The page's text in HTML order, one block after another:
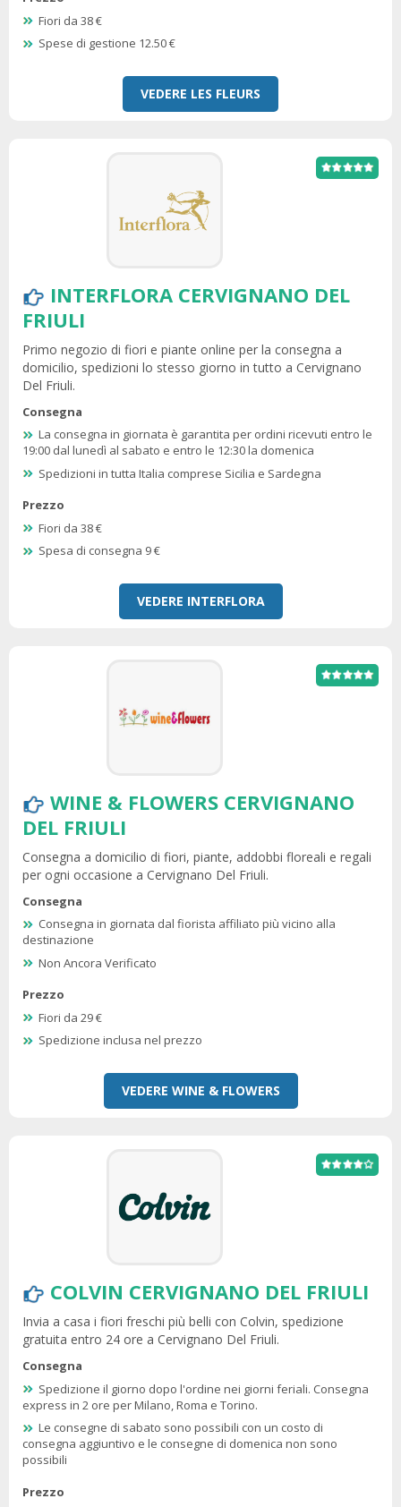
Fiori da 38 €
Spese di gestione 12.50 €
VEDERE LES FLEURS
INTERFLORA CERVIGNANO DEL
FRIULI
Primo negozio di fiori e piante online per la consegna a
domicilio, spedizioni lo stesso giorno in tutto a Cervignano
Del Friuli.
Consegna
La consegna in giornata è garantita per ordini ricevuti entro le
19:00 dal lunedì al sabato e entro le 12:30 la domenica
Spedizioni in tutta Italia comprese Sicilia e Sardegna
Prezzo
Fiori da 38 €
Spesa di consegna 9 €
VEDERE INTERFLORA
WINE & FLOWERS CERVIGNANO
DEL FRIULI
Consegna a domicilio di fiori, piante, addobbi floreali e regali
per ogni occasione a Cervignano Del Friuli.
Consegna
Consegna in giornata dal fiorista affiliato più vicino alla
destinazione
Non Ancora Verificato
Prezzo
Fiori da 29 €
Spedizione inclusa nel prezzo
VEDERE WINE & FLOWERS
COLVIN CERVIGNANO DEL FRIULI
Invia a casa i fiori freschi più belli con Colvin, spedizione
gratuita entro 24 ore a Cervignano Del Friuli.
Consegna
Spedizione il giorno dopo l'ordine nei giorni feriali. Consegna
express in 2 ore per Milano, Roma e Torino.
Le consegne di sabato sono possibili con un costo di
consegna aggiuntivo e le consegne di domenica non sono
possibili
Prezzo